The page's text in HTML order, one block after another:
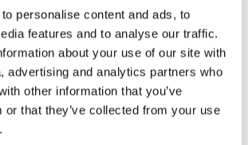
personalise content and ads, to
features and to analyse our traffic.
about your use of our site with
advertising and analytics partners who
other information that you’ve
or that they’ve collected from your use
1-0